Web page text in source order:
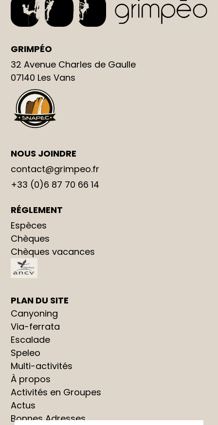
GRIMPÉO
32 Avenue Charles de Gaulle
07140 Les Vans
NOUS JOINDRE
contact@grimpeo.fr
+33 (0)6 87 70 66 14
RÉGLEMENT
Espèces
Chèques
Chèques vacances
PLAN DU SITE
Canyoning
Via-ferrata
Escalade
Speleo
Multi-activités
À propos
Activités en Groupes
Actus
Bonnes Adresses